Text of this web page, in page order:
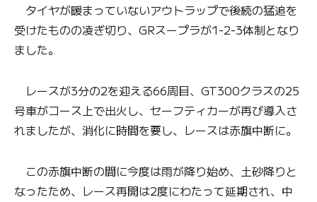
タイヤが暖まっていないアウトラップで後続の猛追を
受けたものの凌ぎ切り、GRスープラが1-2-3体制となり
ました。
レースが3分の2を迎える66周目、GT300クラスの25
号車がコース上で出火し、セーフティカーが再び導入さ
れましたが、消化に時間を要し、レースは赤旗中断に。
この赤旗中断の間に今度は雨が降り始め、土砂降りと
なったため、レース再開は2度にわたって延期され、中